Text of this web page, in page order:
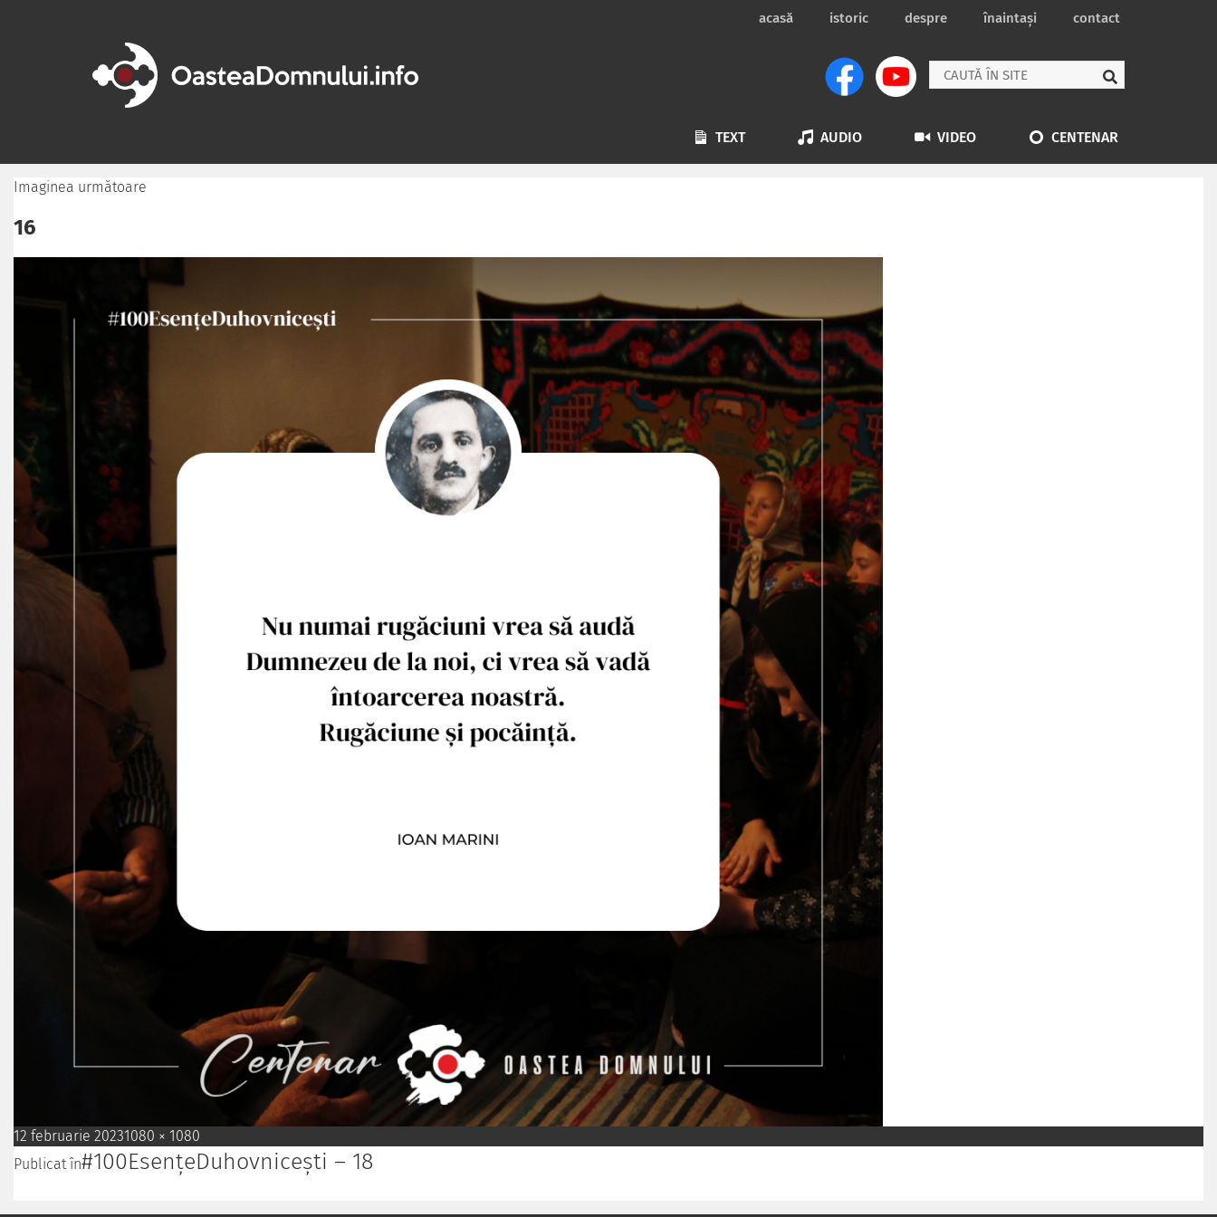
acasă istoric despre înaintași contact
TEXT AUDIO VIDEO CENTENAR
Imaginea următoare
16
12 februarie 20231080 × 1080
Publicat în#100EsențeDuhovnicești – 18